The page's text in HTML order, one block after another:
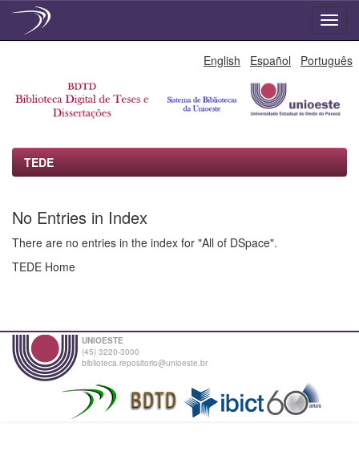
English Español Português
TEDE
No Entries in Index
There are no entries in the index for "All of DSpace".
TEDE Home
UNIOESTE
(45) 3220-3000
biblioteca.repositorio@unioeste.br